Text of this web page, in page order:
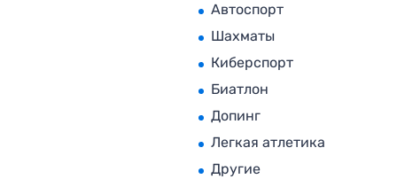
Автоспорт
Шахматы
Киберспорт
Биатлон
Допинг
Легкая атлетика
Другие